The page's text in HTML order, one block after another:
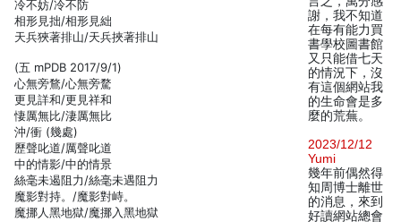
冷不妨/冷不防
相形見拙/相形見絀
天兵狹著排山/天兵挾著排山
(五 mPDB 2017/9/1)
心無旁鶩/心無旁騖
更見詳和/更見祥和
悽厲無比/淒厲無比
沖/衝 (幾處)
歷聲叱道/厲聲叱道
中的情影/中的情景
絲毫未遏阻力/絲毫未遇阻力
魔影對持。/魔影對峙。
魔挪人黑地獄/魔挪入黑地獄
謝，我不知道
在每有能力買
書學校圖書館
又只能借七天
的情況下，沒
有這個網站我
的生命會是多
麼的荒蕪。
2023/12/12
Yumi
幾年前偶然得
知周博士離世
的消息，來到
好讀網站總會